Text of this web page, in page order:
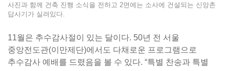
사진과 함께 건축 진행 소식을 전하고 2면에는 소사에 건설되는 신앙촌
답사기가 실려있다.
11월은 추수감사절이 있는 달이다. 50년 전 서울
중앙전도관(이만제단)에서도 다채로운 프로그램으로
추수감사 예배를 드렸음을 볼 수 있다. “특별 찬송과 특별